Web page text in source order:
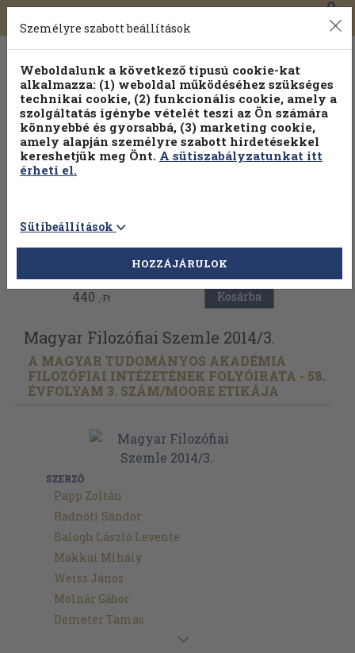
Toggle
navigation
0
Vissza az előző oldalra
440 ,-Ft Kosárba
Magyar Filozófiai Szemle 2014/3.
A MAGYAR TUDOMÁNYOS AKADÉMIA
FILOZÓFIAI INTÉZETÉNEK FOLYÓIRATA - 58.
ÉVFOLYAM 3. SZÁM/MOORE ETIKÁJA
SZERZŐ
Papp Zoltán
Radnóti Sándor
Balogh László Levente
Makkai Mihály
Weiss János
Molnár Gábor
Demeter Tamás
Személyre szabott beállítások
Weboldalunk a következő típusú cookie-kat
alkalmazza: (1) weboldal működéséhez szükséges
technikai cookie, (2) funkcionális cookie, amely a
szolgáltatás igénybe vételét teszi az Ön számára
könnyebbé és gyorsabbá, (3) marketing cookie,
amely alapján személyre szabott hirdetésekkel
kereshetjük meg Önt. A sütiszabályzatunkat itt
érheti el.
Sütibeállítások
HOZZÁJÁRULOK